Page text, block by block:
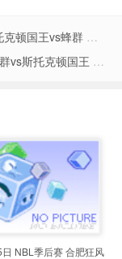
vs蜂群 全场录像
克顿国王 全场录像
NBL季后赛 合肥狂风